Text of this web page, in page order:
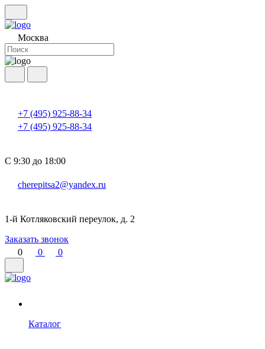
Москва
+7 (495) 925-88-34
+7 (495) 925-88-34
С 9:30 до 18:00
cherepitsa2@yandex.ru
1-й Котляковский переулок, д. 2
Заказать звонок
0
0 0
Каталог